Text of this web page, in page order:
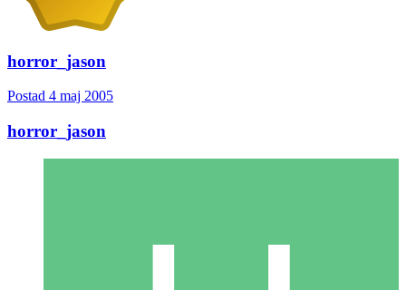
horror_jason
Postad 4 maj 2005
horror_jason